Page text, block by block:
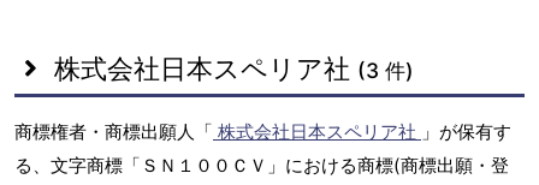
株式会社日本スペリア社 (3 件)
商標権者・商標出願人「 株式会社日本スペリア社 」が保有す
る、文字商標「ＳＮ１００ＣＶ」における商標(商標出願・登